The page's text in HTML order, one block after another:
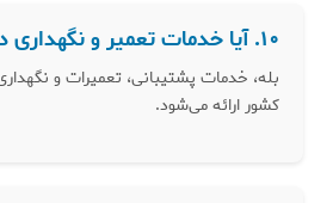
۱۰. آیا خدمات تعمیر و نگهداری دارید؟
بله، خدمات پشتیبانی، تعمیرات و
کشور ارائه می‌شود.